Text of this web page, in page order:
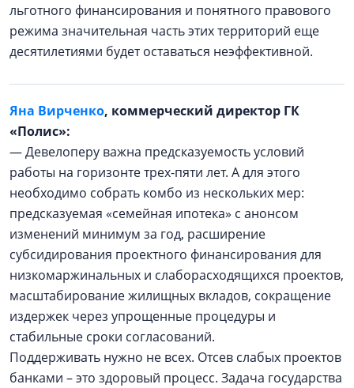
льготного финансирования и понятного правового
режима значительная часть этих территорий еще
десятилетиями будет оставаться неэффективной.
Яна Вирченко, коммерческий директор ГК
«Полис»:
— Девелоперу важна предсказуемость условий
работы на горизонте трех-пяти лет. А для этого
необходимо собрать комбо из нескольких мер:
предсказуемая «семейная ипотека» с анонсом
изменений минимум за год, расширение
субсидирования проектного финансирования для
низкомаржинальных и слаборасходящихся проектов,
масштабирование жилищных вкладов, сокращение
издержек через упрощенные процедуры и
стабильные сроки согласований.
Поддерживать нужно не всех. Отсев слабых проектов
банками – это здоровый процесс. Задача государства